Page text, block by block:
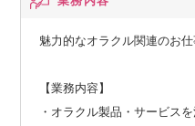
魅力的なオラクル関連のお仕
【業務内容】
・オラクル製品・サービス